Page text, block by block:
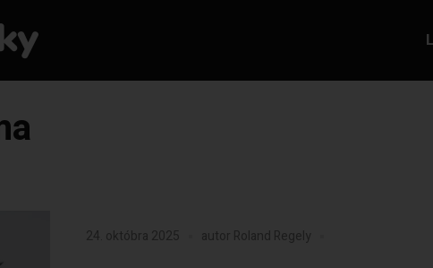
24. októbra 2025 autor Roland Regely